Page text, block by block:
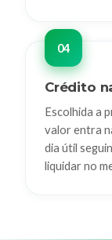
Crédito
Escolhida a
valor entra
dia útil
liquidar no